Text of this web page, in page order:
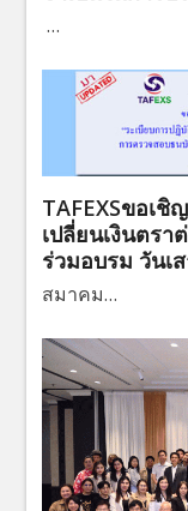
…
TAFEXSขอเ
เปลี่ยนเงินตรา
ร่วมอบรม วันเ
สมาคม…